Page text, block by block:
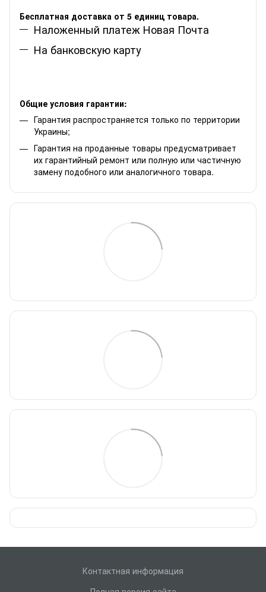
Бесплатная доставка от 5 единиц товара.
Наложенный платеж Новая Почта
На банковскую карту
Общие условия гарантии:
Гарантия распространяется только по территории
Украины;
Гарантия на проданные товары предусматривает
их гарантийный ремонт или полную или частичную
замену подобного или аналогичного товара.
Контактная информация